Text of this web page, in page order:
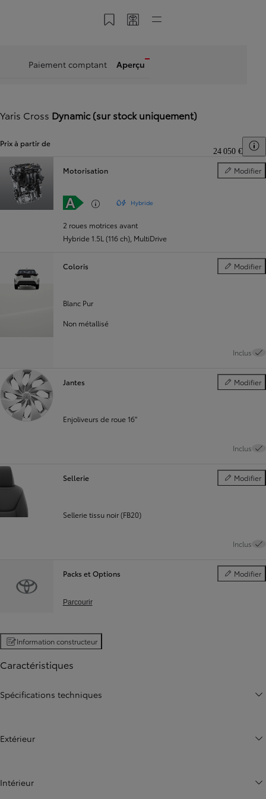
Enregistrer dans My Toyota
Partager mon code
Paiement comptant Aperçu
Yaris Cross Dynamic (sur stock uniquement)
Prix à partir de
24 050 €
Motorisation Modifier
Motorisation
Hybride
2 roues motrices avant
Hybride 1.5L (116 ch), MultiDrive
Coloris Modifier
Coloris
Blanc Pur
Non métallisé
Inclus
Jantes Modifier
Jantes
Enjoliveurs de roue 16"
Inclus
Sellerie Modifier
Sellerie
Sellerie tissu noir (FB20)
Inclus
Packs et Options Modifier
Packs et
Parcourir
Information constructeur
Caractéristiques
Spécifications techniques
Extérieur
Intérieur